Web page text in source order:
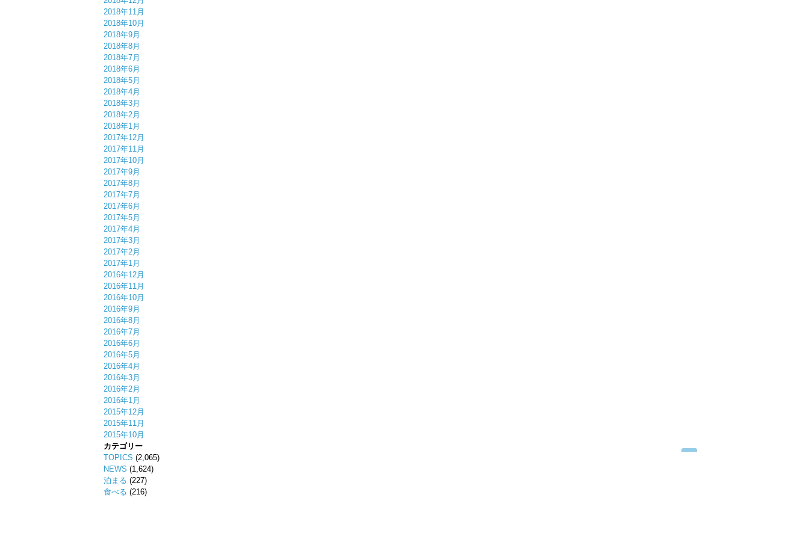
2018年11月
2018年10月
2018年9月
2018年8月
2018年7月
2018年6月
2018年5月
2018年4月
2018年3月
2018年2月
2018年1月
2017年12月
2017年11月
2017年10月
2017年9月
2017年8月
2017年7月
2017年6月
2017年5月
2017年4月
2017年3月
2017年2月
2017年1月
2016年12月
2016年11月
2016年10月
2016年9月
2016年8月
2016年7月
2016年6月
2016年5月
2016年4月
2016年3月
2016年2月
2016年1月
2015年12月
2015年11月
2015年10月
カテゴリー
TOPICS (2,065)
NEWS (1,624)
泊まる (227)
食べる (216)